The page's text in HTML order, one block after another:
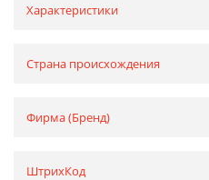
Характеристики
Страна происхождения
Фирма (Бренд)
ШтрихКод